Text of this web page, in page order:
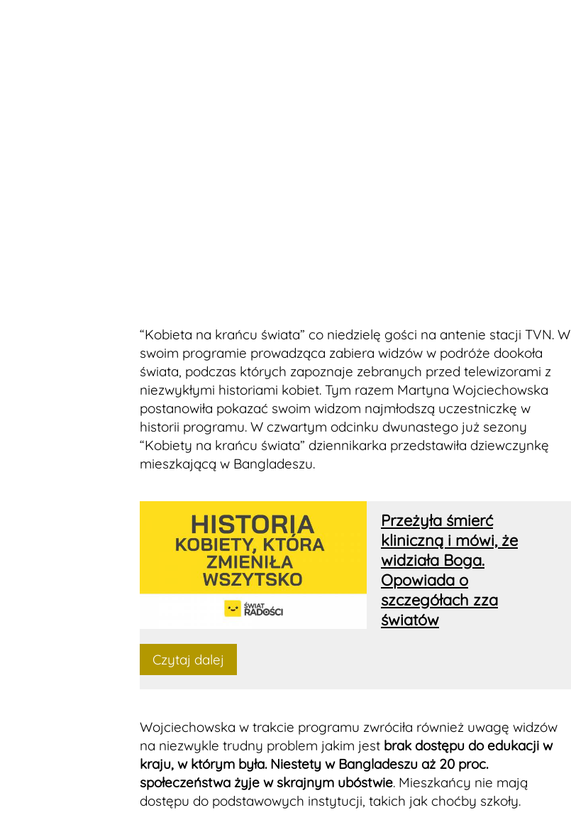
“Kobieta na krańcu świata” co niedzielę gości na antenie stacji TVN. W
swoim programie prowadząca zabiera widzów w podróże dookoła
świata, podczas których zapoznaje zebranych przed telewizorami z
niezwykłymi historiami kobiet. Tym razem Martyna Wojciechowska
postanowiła pokazać swoim widzom najmłodszą uczestniczkę w
historii programu. W czwartym odcinku dwunastego już sezony
“Kobiety na krańcu świata” dziennikarka przedstawiła dziewczynkę
mieszkającą w Bangladeszu.
Przeżyła śmierć
kliniczną i mówi, że
widziała Boga.
Opowiada o
szczegółach zza
światów
Czytaj dalej
Wojciechowska w trakcie programu zwróciła również uwagę widzów
na niezwykle trudny problem jakim jest brak dostępu do edukacji w
kraju, w którym była. Niestety w Bangladeszu aż 20 proc.
społeczeństwa żyje w skrajnym ubóstwie. Mieszkańcy nie mają
dostępu do podstawowych instytucji, takich jak choćby szkoły.